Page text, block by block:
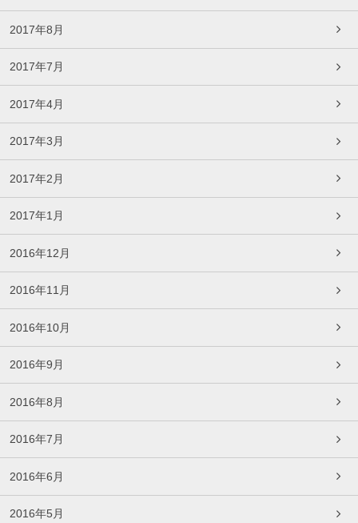
2017年8月
2017年7月
2017年4月
2017年3月
2017年2月
2017年1月
2016年12月
2016年11月
2016年10月
2016年9月
2016年8月
2016年7月
2016年6月
2016年5月